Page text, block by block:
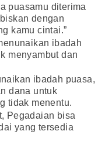
puasamu diterima
dengan
kamu cintai.”
ibadah
menyambut dan
ibadah puasa,
dana untuk
tidak menentu.
Pegadaian bisa
yang tersedia